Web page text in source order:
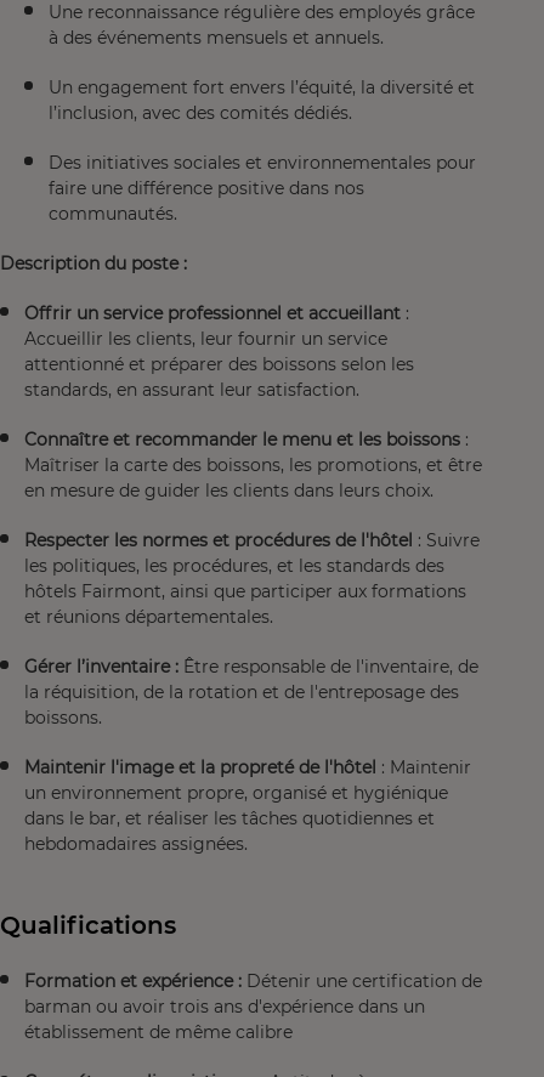
Une reconnaissance régulière des employés grâce
à des événements mensuels et annuels.
Un engagement fort envers l’équité, la diversité et
l’inclusion, avec des comités dédiés.
Des initiatives sociales et environnementales pour
faire une différence positive dans nos
communautés.
Description du poste :
Offrir un service professionnel et accueillant :
Accueillir les clients, leur fournir un service
attentionné et préparer des boissons selon les
standards, en assurant leur satisfaction.
Connaître et recommander le menu et les boissons :
Maîtriser la carte des boissons, les promotions, et être
en mesure de guider les clients dans leurs choix.
Respecter les normes et procédures de l'hôtel : Suivre
les politiques, les procédures, et les standards des
hôtels Fairmont, ainsi que participer aux formations
et réunions départementales.
Gérer l’inventaire : Être responsable de l'inventaire, de
la réquisition, de la rotation et de l'entreposage des
boissons.
Maintenir l'image et la propreté de l'hôtel : Maintenir
un environnement propre, organisé et hygiénique
dans le bar, et réaliser les tâches quotidiennes et
hebdomadaires assignées.
Qualifications
Formation et expérience : Détenir une certification de
barman ou avoir trois ans d'expérience dans un
établissement de même calibre